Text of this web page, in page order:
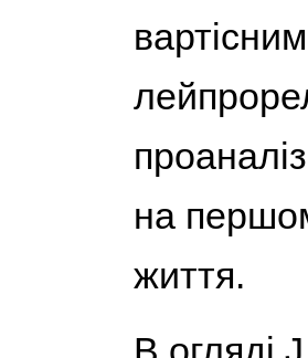
на
життя.